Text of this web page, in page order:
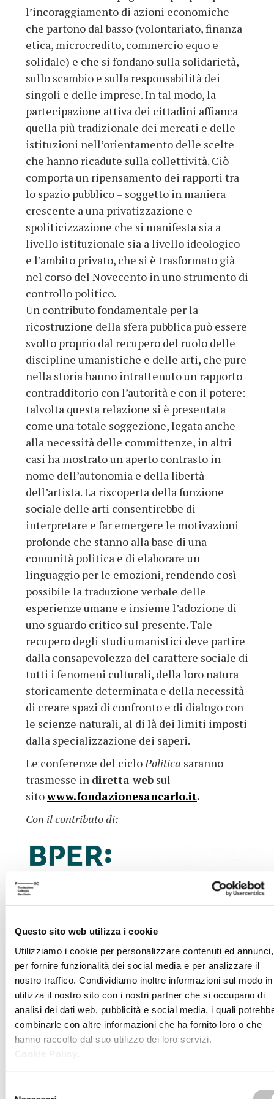
Questo sito web utilizza i cookie
Utilizziamo i cookie per personalizzare contenuti ed annunci,
per fornire funzionalità dei social media e per analizzare il
nostro traffico. Condividiamo inoltre informazioni sul modo
utilizza il nostro sito con i nostri partner che si occupano di
analisi dei dati web, pubblicità e social media, i quali
combinarle con altre informazioni che ha fornito loro o che
hanno raccolto dal suo utilizzo dei loro servizi.
.
l’incoraggiamento di azioni economiche
che partono dal basso (volontariato, finanza
etica, microcredito, commercio equo e
solidale) e che si fondano sulla solidarietà,
sullo scambio e sulla responsabilità dei
singoli e delle imprese. In tal modo, la
partecipazione attiva dei cittadini affianca
quella più tradizionale dei mercati e delle
istituzioni nell’orientamento delle scelte
che hanno ricadute sulla collettività. Ciò
comporta un ripensamento dei rapporti tra
lo spazio pubblico – soggetto in maniera
crescente a una privatizzazione e
spoliticizzazione che si manifesta sia a
livello istituzionale sia a livello ideologico –
e l’ambito privato, che si è trasformato già
nel corso del Novecento in uno strumento di
controllo politico.
Un contributo fondamentale per la
ricostruzione della sfera pubblica può essere
svolto proprio dal recupero del ruolo delle
discipline umanistiche e delle arti, che pure
nella storia hanno intrattenuto un rapporto
contradditorio con l’autorità e con il potere:
talvolta questa relazione si è presentata
come una totale soggezione, legata anche
alla necessità delle committenze, in altri
casi ha mostrato un aperto contrasto in
nome dell’autonomia e della libertà
dell’artista. La riscoperta della funzione
sociale delle arti consentirebbe di
interpretare e far emergere le motivazioni
profonde che stanno alla base di una
comunità politica e di elaborare un
linguaggio per le emozioni, rendendo così
possibile la traduzione verbale delle
esperienze umane e insieme l’adozione di
uno sguardo critico sul presente. Tale
recupero degli studi umanistici deve partire
dalla consapevolezza del carattere sociale di
tutti i fenomeni culturali, della loro natura
storicamente determinata e della necessità
di creare spazi di confronto e di dialogo con
le scienze naturali, al di là dei limiti imposti
dalla specializzazione dei saperi.
Le conferenze del cicloPolitica saranno
trasmesse in diretta web sul
sitowww.fondazionesancarlo.it.
Con il contributo di:
Riepilogo
Anno
accademico
2017-2018
Tema Politica
Periodo febbraio - aprile 2018
partecipazione. Il ciclo di lezioni